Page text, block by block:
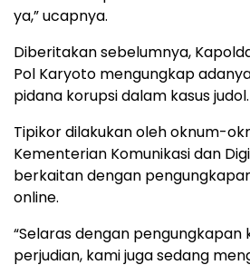
ya,” ucapnya.
Diberitakan sebelumnya,
Pol Karyoto mengungkap
pidana korupsi dalam kasus judol.
Tipikor dilakukan oleh oknum-
Kementerian Komunikasi dan
berkaitan dengan
online.
“Selaras dengan pengungkapan
perjudian, kami juga sedang